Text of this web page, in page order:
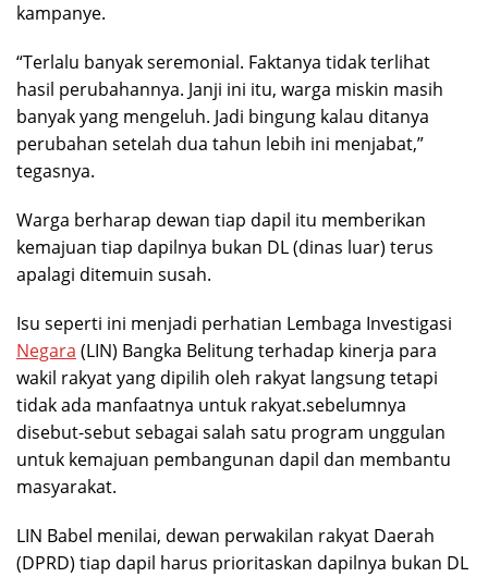
kampanye.
“Terlalu banyak seremonial. Faktanya tidak terlihat
hasil perubahannya. Janji ini itu, warga miskin masih
banyak yang mengeluh. Jadi bingung kalau ditanya
perubahan setelah dua tahun lebih ini menjabat,”
tegasnya.
Warga berharap dewan tiap dapil itu memberikan
kemajuan tiap dapilnya bukan DL (dinas luar) terus
apalagi ditemuin susah.
Isu seperti ini menjadi perhatian Lembaga Investigasi
Negara (LIN) Bangka Belitung terhadap kinerja para
wakil rakyat yang dipilih oleh rakyat langsung tetapi
tidak ada manfaatnya untuk rakyat.sebelumnya
disebut-sebut sebagai salah satu program unggulan
untuk kemajuan pembangunan dapil dan membantu
masyarakat.
LIN Babel menilai, dewan perwakilan rakyat Daerah
(DPRD) tiap dapil harus prioritaskan dapilnya bukan DL